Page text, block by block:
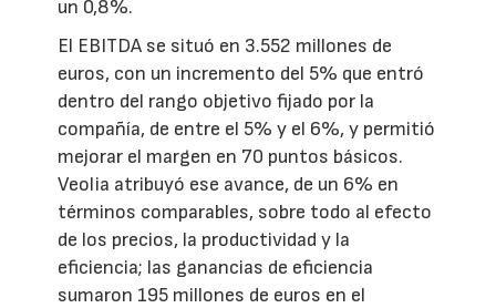
un 0,8%.
El EBITDA se situó en 3.552 millones de
euros, con un incremento del 5% que entró
dentro del rango objetivo fijado por la
compañía, de entre el 5% y el 6%, y permitió
mejorar el margen en 70 puntos básicos.
Veolia atribuyó ese avance, de un 6% en
términos comparables, sobre todo al efecto
de los precios, la productividad y la
eficiencia; las ganancias de eficiencia
sumaron 195 millones de euros en el